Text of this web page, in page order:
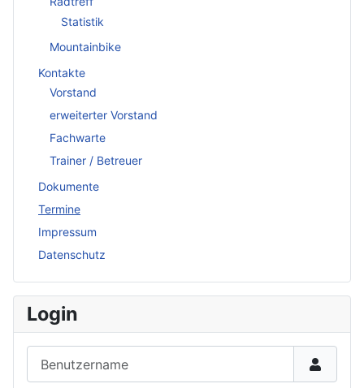
Statistik
Mountainbike
Kontakte
Vorstand
erweiterter Vorstand
Fachwarte
Trainer / Betreuer
Dokumente
Termine
Impressum
Datenschutz
Login